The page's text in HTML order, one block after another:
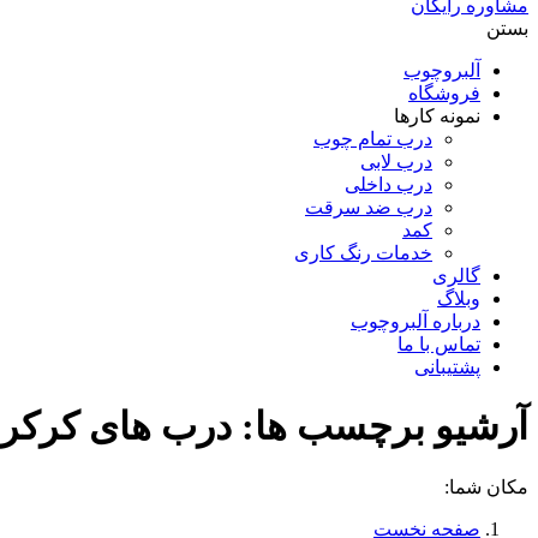
مشاوره رایگان
بستن
آلبروچوب
فروشگاه
نمونه کارها
درب تمام چوب
درب لابی
درب داخلی
درب ضد سرقت
کمد
خدمات رنگ کاری
گالری
وبلاگ
درباره آلبروچوب
تماس با ما
پشتیبانی
آرشیو برچسب ها: درب های
مکان شما:
صفحه نخست